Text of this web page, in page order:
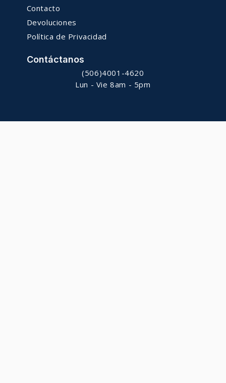
Contacto
Devoluciones
Política de Privacidad
Contáctanos
(506)4001-4620
Lun - Vie 8am - 5pm